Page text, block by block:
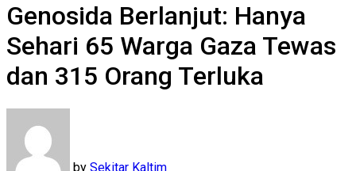
Genosida Berlanjut: Hanya
Sehari 65 Warga Gaza Tewas
dan 315 Orang Terluka
by Sekitar Kaltim